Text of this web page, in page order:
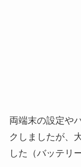
両端末の設定や
クしましたが、
した（バッテリ